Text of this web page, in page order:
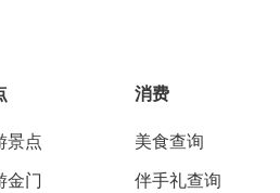
景点
金门
消费
美食查询
伴手礼查询